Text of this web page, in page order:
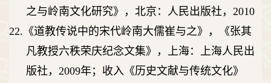
之与岭南文化研究》，北京：人民出版社， 2010
22. 《道教传说中的宋代岭南大儒崔与之》，《张其
凡教授六秩荣庆纪念文集》，上海：上海人民出
版社， 2009年；收入《历史文献与传统文化》